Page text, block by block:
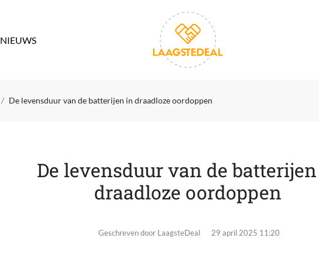
NIEUWS
De levensduur van de batterijen in draadloze oordoppen
De levensduur van de
draadloze oordoppen
Geschreven door LaagsteDeal 29 april 2025 11:20